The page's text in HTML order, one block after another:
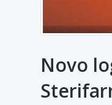
Novo